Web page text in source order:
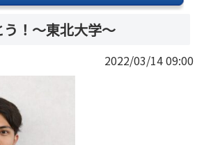
！～東北大学～
2022/03/14 09:00